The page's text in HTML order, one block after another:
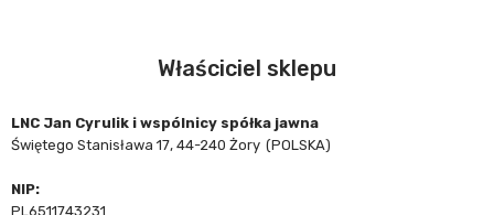
Właściciel sklepu
LNC Jan Cyrulik i wspólnicy spółka jawna
Świętego Stanisława 17, 44-240 Żory (POLSKA)
NIP:
PL6511743231